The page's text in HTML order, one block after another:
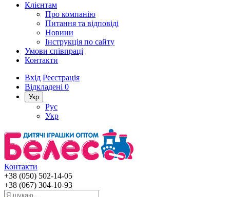
Клієнтам
Про компанію
Питання та відповіді
Новини
Інструкція по сайту
Умови співпраці
Контакти
Вхід Реєстрація
Відкладені 0
Укр
Рус
Укр
Контакти
+38 (050) 502-14-05
+38 (067) 304-10-93